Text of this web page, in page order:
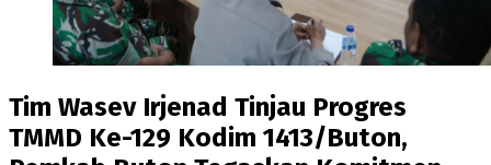
Tim Wasev Irjenad Tinjau Progres
TMMD Ke-129 Kodim 1413/Buton,